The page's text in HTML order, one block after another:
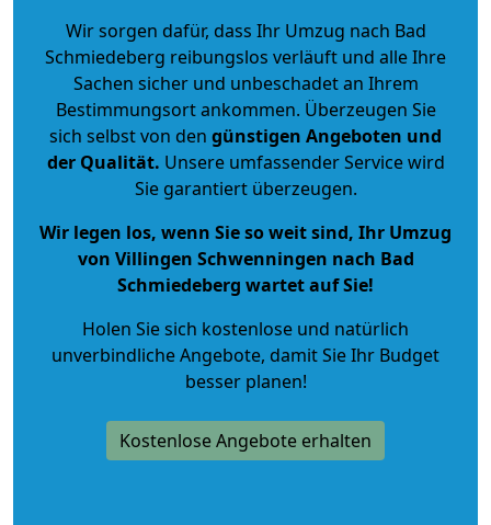
Wir sorgen dafür, dass Ihr Umzug nach Bad
Schmiedeberg reibungslos verläuft und alle Ihre
Sachen sicher und unbeschadet an Ihrem
Bestimmungsort ankommen. Überzeugen Sie
sich selbst von den günstigen Angeboten und
der Qualität. Unsere umfassender Service wird
Sie garantiert überzeugen.
Wir legen los, wenn Sie so weit sind, Ihr Umzug
von Villingen Schwenningen nach Bad
Schmiedeberg wartet auf Sie!
Holen Sie sich kostenlose und natürlich
unverbindliche Angebote, damit Sie Ihr Budget
besser planen!
Kostenlose Angebote erhalten